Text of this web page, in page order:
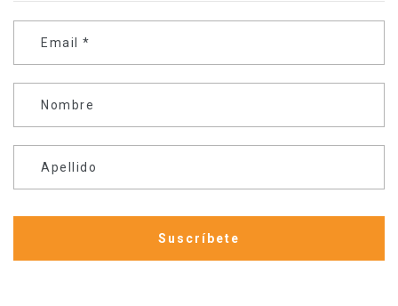
Email *
Nombre
Apellido